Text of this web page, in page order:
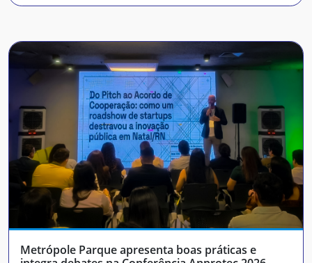
Metrópole Parque apresenta boas práticas e